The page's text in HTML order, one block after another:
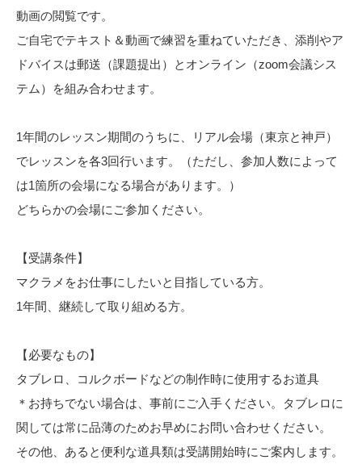
動画の閲覧です。
ご自宅でテキスト＆動画で練習を重ねていただき、添削やア
ドバイスは郵送（課題提出）とオンライン（zoom会議シス
テム）を組み合わせます。
1年間のレッスン期間のうちに、リアル会場（東京と神戸）
でレッスンを各3回行います。（ただし、参加人数によって
は1箇所の会場になる場合があります。）
どちらかの会場にご参加ください。
【受講条件】
マクラメをお仕事にしたいと目指している方。
1年間、継続して取り組める方。
【必要なもの】
タブレロ、コルクボードなどの制作時に使用するお道具
＊お持ちでない場合は、事前にご入手ください。タブレロに
関しては常に品薄のためお早めにお問い合わせください。
その他、あると便利な道具類は受講開始時にご案内します。